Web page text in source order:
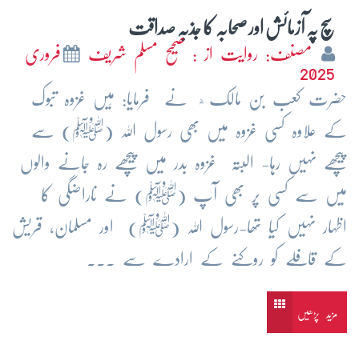
سچ پہ آزمائش اور صحابہ کا جذبہ صداقت
مصنف: روایت از : صحیح مسلم شریف
فروری
2025
حضرت کعب بن مالک ؓ نے فرمایا: مَیں غزوہ تبوک
کے علاوہ کسی غزوہ میں بھی رسول اللہ (ﷺ) سے
پیچھے نہیں رہا- البتہ غزوہ بدر میں پیچھے رہ جانے والوں
میں سے کسی پر بھی آپ (ﷺ) نے ناراضگی کا
اظہار نہیں کیا تھا-رسول اللہ (ﷺ) اور مسلمان، قریش
کے قافلے کو روکنے کے ارادے سے ...
مزید پڑھیں